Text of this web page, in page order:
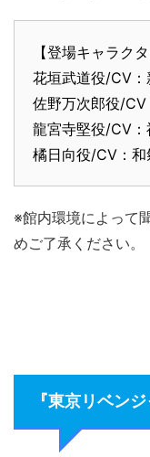
【登場キャラクタ
花垣武道役/CV：
佐野万次郎役/CV
龍宮寺堅役/CV
橘日向役/CV：
※館内環境によって
めご了承ください。
『東京リベン